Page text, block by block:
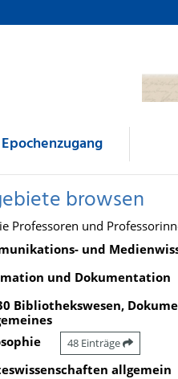
Epochenzugang
browsen
Professoren und
und
und Dokumentation
Bibliothekswesen,
48 Einträge
allgemein